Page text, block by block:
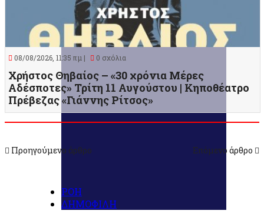
08/08/2026, 11:35 πμ | 0 σχόλια
Χρήστος Θηβαίος – «30 χρόνια Μέρες
Αδέσποτες» Τρίτη 11 Αυγούστου | Κηποθέατρο
Πρέβεζας «Γιάννης Ρίτσος»
Προηγούμενο άρθρο Επόμενο άρθρο
ΡΟΗ
ΔΗΜΟΦΙΛΗ